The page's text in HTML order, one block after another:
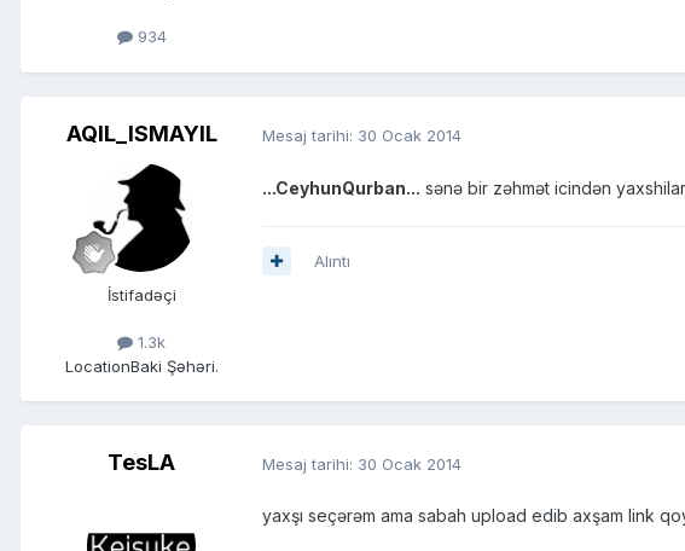
934
AQIL_ISMAYIL
İstifadəçi
1.3k
LocationBaki Şəhəri.
Mesaj tarihi: 30 Ocak 2014
...CeyhunQurban... sənə bir zəhmət icindən
Alıntı
TesLA Mesaj tarihi: 30 Ocak 2014
yaxşı seçərəm ama sabah upload edib axşam link